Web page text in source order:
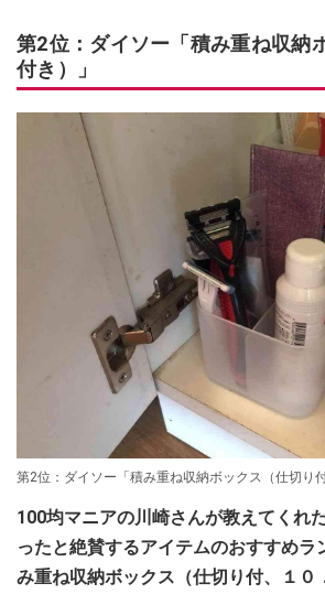
第2位：ダイソー「積み重ね収納
付き）」
第2位：ダイソー「積み重ね収納ボックス（仕切り付
100均マニアの川崎さんが教えてくれ
ったと絶賛するアイテムのおすすめラ
み重ね収納ボックス（仕切り付、１０